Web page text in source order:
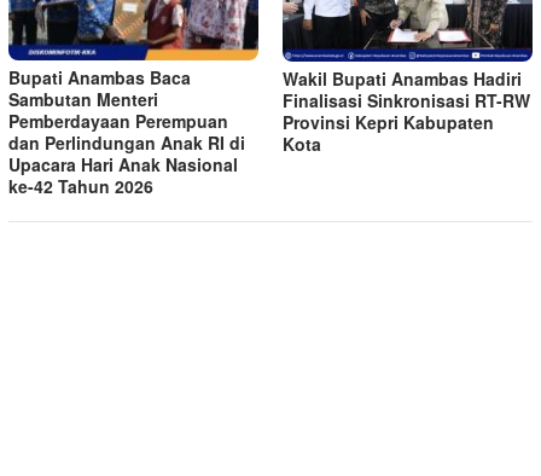
Bupati Anambas Baca
Sambutan Menteri
Pemberdayaan Perempuan
dan Perlindungan Anak RI di
Upacara Hari Anak Nasional
ke-42 Tahun 2026
Wakil Bupati Anambas Hadiri
Finalisasi Sinkronisasi RT-RW
Provinsi Kepri Kabupaten
Kota